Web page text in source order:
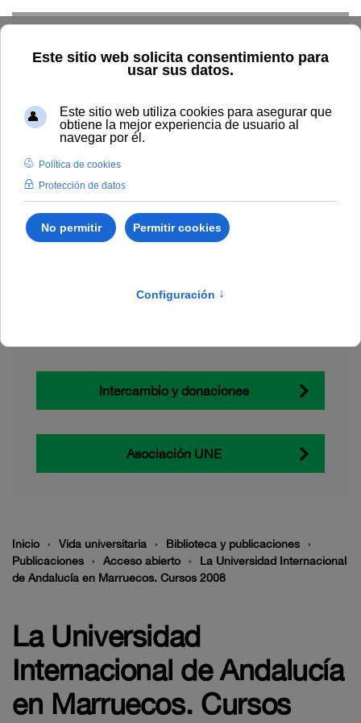
Explorar el catálogo
Dónde comprar
Intercambio y donaciones
Asociación UNE
Inicio Vida universitaria
Biblioteca y publicaciones
Publicaciones
Acceso abierto
La Universidad Internacional
de Andalucía en Marruecos. Cursos 2008
La Universidad
Internacional de Andalucía
en Marruecos. Cursos